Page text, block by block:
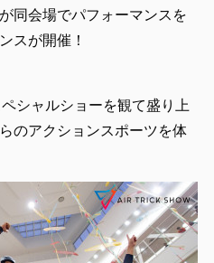
同会場でパフォーマンスを
スが開催！
シャルショーを観て盛り上
のアクションスポーツを体